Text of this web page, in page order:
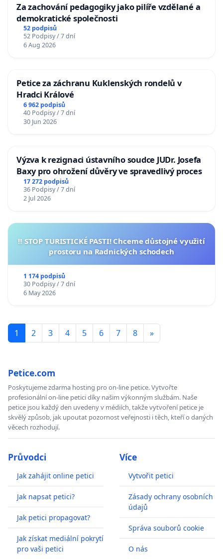
Za zachování pedagogiky jako pilíře vzdělané a
demokratické společnosti
52 podpisů
52 Podpisy / 7 dní
6 Aug 2026
Petice za záchranu Kuklenských rondelů v
Hradci Králové
6 962 podpisů
40 Podpisy / 7 dní
30 Jun 2026
Výzva k rezignaci ústavního soudce JUDr. Josefa
Baxy pro ohrožení důvěry ve spravedlivý proces
17 272 podpisů
36 Podpisy / 7 dní
2 Jul 2026
‼️ STOP TURISTICKÉ PASTI! Chceme důstojné využití
prostoru na Radnických schodech
1 174 podpisů
30 Podpisy / 7 dní
6 May 2026
1 2 3 4 5 6 7 8 »
Petice.com
Poskytujeme zdarma hosting pro on-line petice. Vytvořte
profesionální on-line petici díky našim výkonným službám. Naše
petice jsou každý den uvedeny v médiích, takže vytvoření petice je
skvělý způsob, jak upoutat pozornost veřejnosti i těch, kteří o daných
věcech rozhodují.
Průvodci
Jak zahájit online petici
Jak napsat petici?
Jak petici propagovat?
Jak získat mediální pokrytí
pro vaši petici
Více
Vytvořit petici
Zásady ochrany osobních
údajů
Správa souborů cookie
O nás